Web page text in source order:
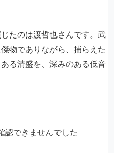
たのは渡哲也さんです。武
物でありながら、捕らえた
る清盛を、深みのある低音
認できませんでした